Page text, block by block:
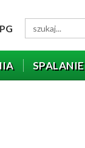
SPALANIE